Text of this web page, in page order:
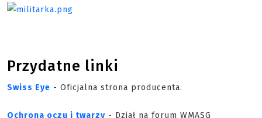
Przydatne linki
Swiss Eye - Oficjalna strona producenta.
Ochrona oczu i twarzy - Dział na forum WMASG